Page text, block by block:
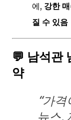
에, 강한
질 수 있음
💬 남석관
약
“가격
뉴스,